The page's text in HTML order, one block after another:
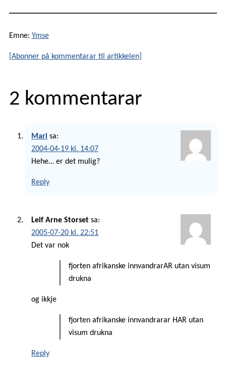
Emne: Ymse
[Abonner på kommentarar til artikkelen]
2 kommentarar
Mari sa:
2004-04-19 kl. 14:07
Hehe… er det mulig?
Reply
Leif Arne Storset sa:
2005-07-20 kl. 22:51
Det var nok
fjorten afrikanske innvandrarAR utan visum
drukna
og ikkje
fjorten afrikanske innvandrarar HAR utan
visum drukna
Reply